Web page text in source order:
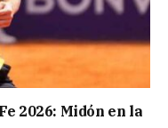
2026: Midón en la